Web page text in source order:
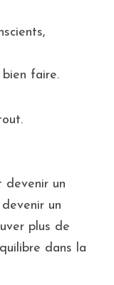
bien faire.
devenir un
un
plus de
dans la